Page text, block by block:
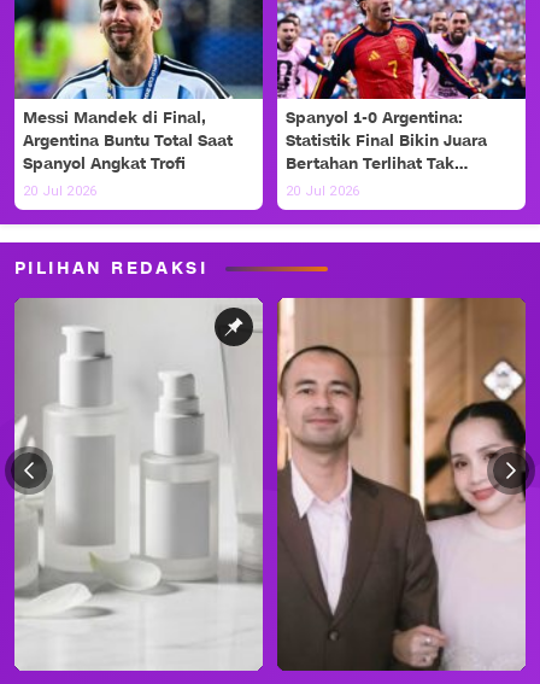
Messi Mandek di Final,
Argentina Buntu Total Saat
Spanyol Angkat Trofi
20 Jul 2026
Spanyol 1-0 Argentina:
Statistik Final Bikin Juara
Bertahan Terlihat Tak
Berdaya
20 Jul 2026
PILIHAN REDAKSI